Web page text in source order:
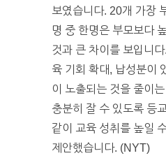
보였습니다. 20개 가장
명 중 한명은 부모보다
것과 큰 차이를 보입니
육 기회 확대, 납성분이
이 노출되는 것을 줄이
충분히 잘 수 있도록 등
같이 교육 성취를 높일
제안했습니다. (NYT)